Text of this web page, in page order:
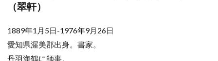
（翠軒）
1889年1月5日-1976年9月26日
愛知県渥美郡出身。書家。
丹羽海鶴に師事。